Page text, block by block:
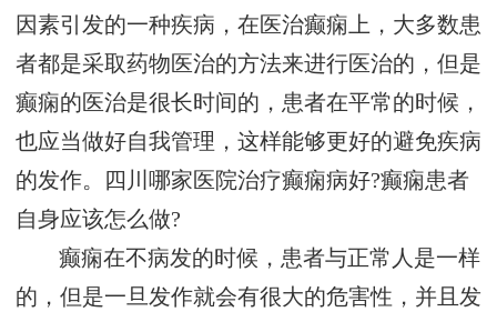
因素引发的一种疾病，在医治癫痫上，大多数患
者都是采取药物医治的方法来进行医治的，但是
癫痫的医治是很长时间的，患者在平常的时候，
也应当做好自我管理，这样能够更好的避免疾病
的发作。四川哪家医院治疗癫痫病好?癫痫患者
自身应该怎么做?
癫痫在不病发的时候，患者与正常人是一样
的，但是一旦发作就会有很大的危害性，并且发